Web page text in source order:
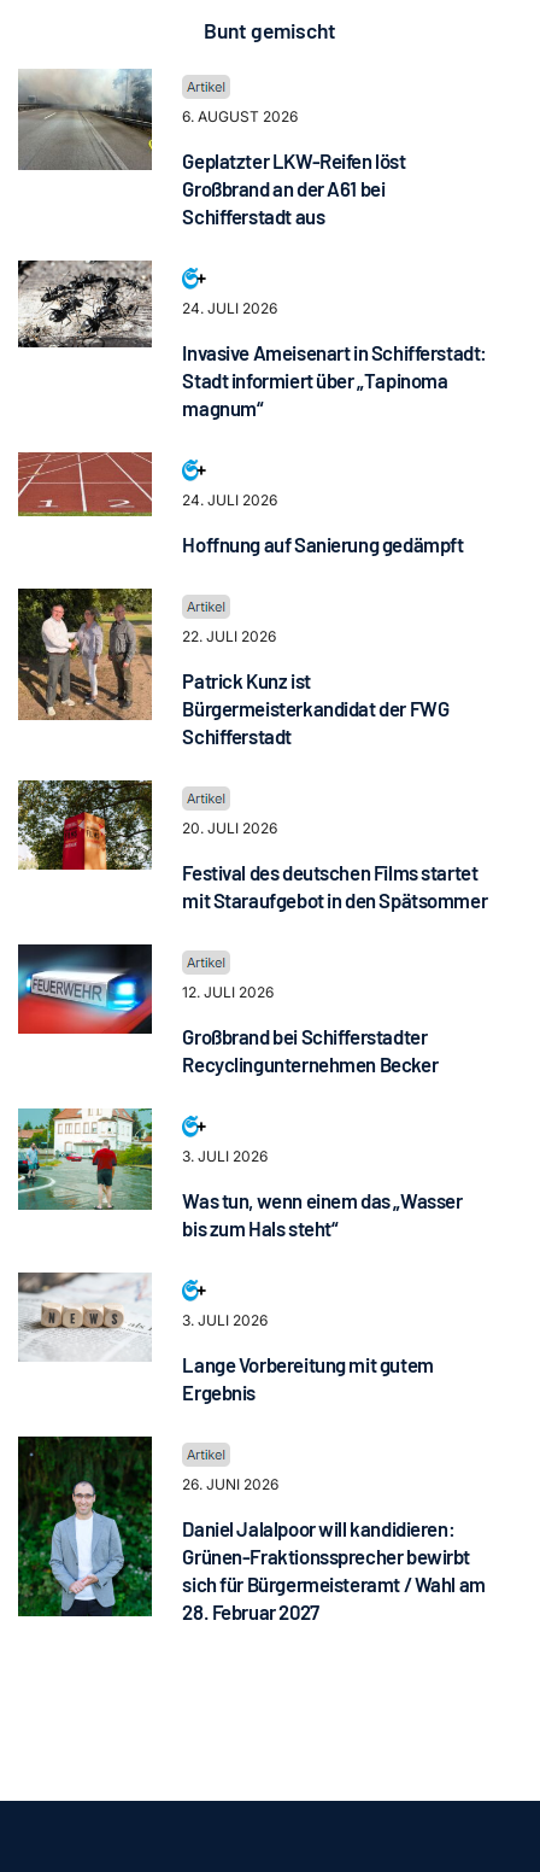
Bunt gemischt
6. AUGUST 2026
Geplatzter LKW-Reifen löst
Großbrand an der A61 bei
Schifferstadt aus
24. JULI 2026
Invasive Ameisenart in Schifferstadt:
Stadt informiert über „Tapinoma
magnum“
24. JULI 2026
Hoffnung auf Sanierung gedämpft
22. JULI 2026
Patrick Kunz ist
Bürgermeisterkandidat der FWG
Schifferstadt
20. JULI 2026
Festival des deutschen Films startet
mit Staraufgebot in den Spätsommer
12. JULI 2026
Großbrand bei Schifferstadter
Recyclingunternehmen Becker
3. JULI 2026
Was tun, wenn einem das „Wasser
bis zum Hals steht“
3. JULI 2026
Lange Vorbereitung mit gutem
Ergebnis
26. JUNI 2026
Daniel Jalalpoor will kandidieren:
Grünen-Fraktionssprecher bewirbt
sich für Bürgermeisteramt / Wahl am
28. Februar 2027